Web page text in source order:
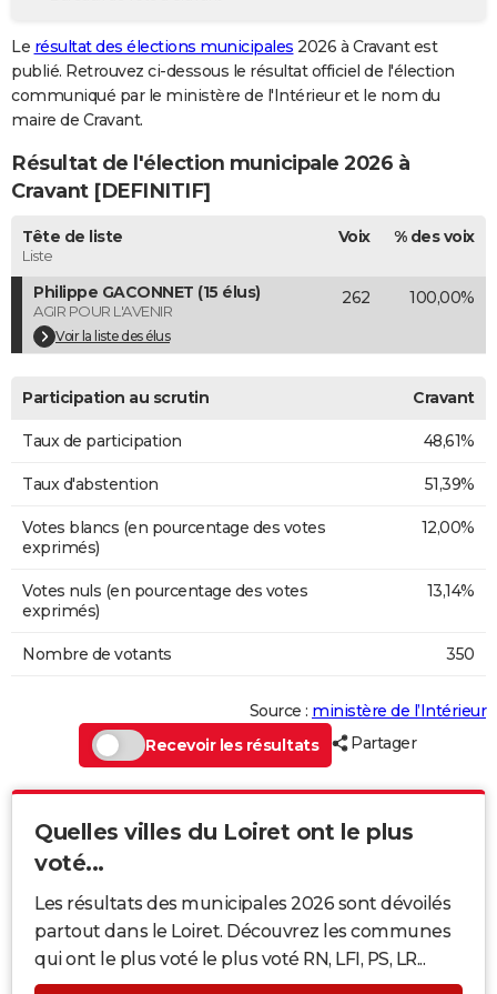
GUIDES D'ACHAT
BONS PLANS
CARTE DE VOEUX
Carte de Noël
Carte Bonne année
Carte Saint-Valentin
Carte Pâques
Carte d'anniversaire
DICTIONNAIRE
Dictionnaire
Biographies
Citations
Expressions
Proverbes
PROGRAMME TV
COPAINS D'AVANT
S'inscrire
Se connecter
Lycées
Collèges
Primaires
Universités
Entreprises
Service militaire
Avis de recherche
AVIS DE DÉCÈS
FORUM
Le résultat des élections municipales 2026 à Cravant est
publié. Retrouvez ci-dessous le résultat officiel de l'élection
communiqué par le ministère de l'Intérieur et le nom du
maire de Cravant.
Résultat de l'élection municipale 2026 à
Cravant [DEFINITIF]
Tête de liste
Liste
Voix % des voix
Philippe GACONNET (15 élus)
AGIR POUR L'AVENIR
Voir la liste des élus
262 100,00%
Participation au scrutin Cravant
Taux de participation 48,61%
Taux d'abstention 51,39%
Votes blancs (en pourcentage des votes
exprimés)
12,00%
Votes nuls (en pourcentage des votes
exprimés)
13,14%
Nombre de votants 350
Source : ministère de l’Intérieur
Recevoir les résultats
Partager
Quelles villes du Loiret ont le plus
voté...
Les résultats des municipales 2026 sont dévoilés
partout dans le Loiret. Découvrez les communes
qui ont le plus voté le plus voté RN, LFI, PS, LR...